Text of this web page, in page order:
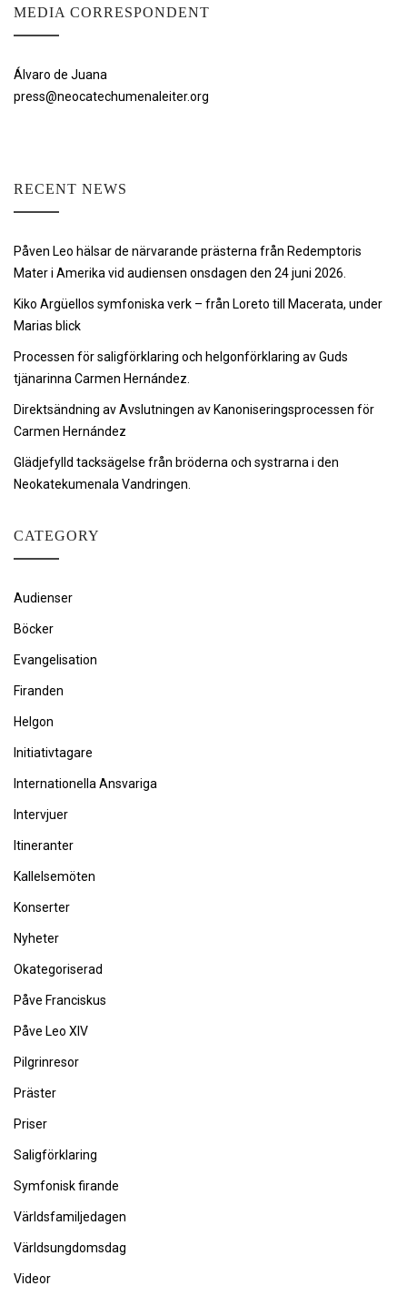
MEDIA CORRESPONDENT
Álvaro de Juana
press@neocatechumenaleiter.org
RECENT NEWS
Påven Leo hälsar de närvarande prästerna från Redemptoris
Mater i Amerika vid audiensen onsdagen den 24 juni 2026.
Kiko Argüellos symfoniska verk – från Loreto till Macerata, under
Marias blick
Processen för saligförklaring och helgonförklaring av Guds
tjänarinna Carmen Hernández.
Direktsändning av Avslutningen av Kanoniseringsprocessen för
Carmen Hernández
Glädjefylld tacksägelse från bröderna och systrarna i den
Neokatekumenala Vandringen.
CATEGORY
Audienser
Böcker
Evangelisation
Firanden
Helgon
Initiativtagare
Internationella Ansvariga
Intervjuer
Itineranter
Kallelsemöten
Konserter
Nyheter
Okategoriserad
Påve Franciskus
Påve Leo XIV
Pilgrinresor
Präster
Priser
Saligförklaring
Symfonisk firande
Världsfamiljedagen
Världsungdomsdag
Videor